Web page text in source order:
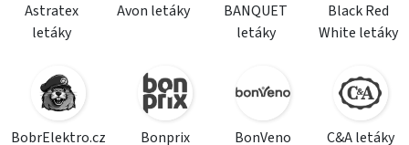
Astratex
letáky
Avon letáky
BANQUET
letáky
Black Red
White letáky
BobrElektro.cz
Bonprix
BonVeno
C&A letáky